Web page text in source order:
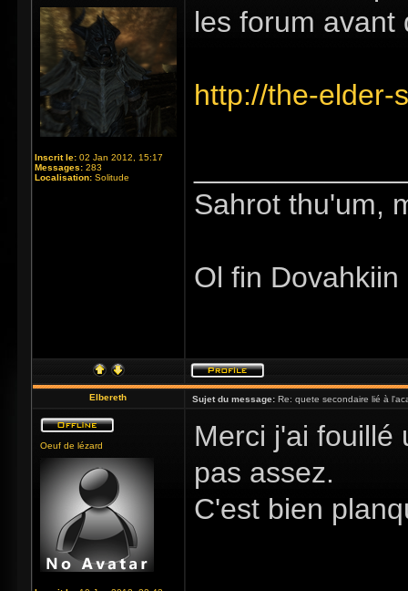
Inscrit le: 02 Jan 2012, 15:17
Messages: 283
Localisation: Solitude
les forum avant
http://the-elder-
Sahrot thu'um,
Ol fin
Elbereth Sujet du message: Re: quete secondaire lié à
Oeuf de lézard
Merci j'ai fouillé
pas assez.
C'est bien